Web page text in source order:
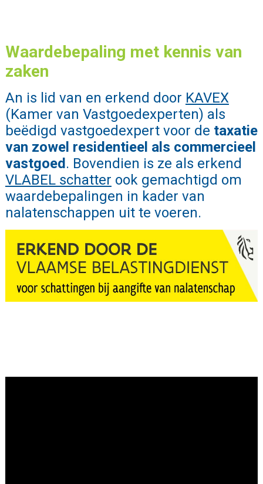
Waardebepaling met kennis van
zaken
An is lid van en erkend door KAVEX
(Kamer van Vastgoedexperten) als
beëdigd vastgoedexpert voor de taxatie
van zowel residentieel als commercieel
vastgoed . Bovendien is ze als erkend
VLABEL schatter ook gemachtigd om
waardebepalingen in kader van
nalatenschappen uit te voeren.